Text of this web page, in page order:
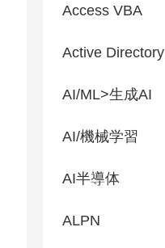
Access VBA
Active Directory
AI/ML>生成AI
AI/機械学習
AI半導体
ALPN